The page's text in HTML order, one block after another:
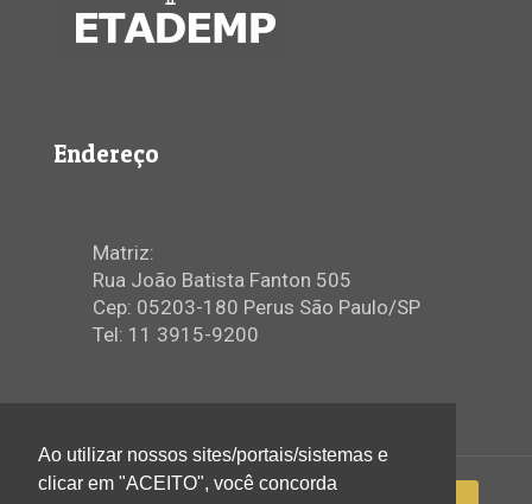
Endereço
Matriz:
Rua João Batista Fanton 505
Cep: 05203-180 Perus São Paulo/SP
Tel: 11 3915-9200
Ao utilizar nossos sites/portais/sistemas e
clicar em "ACEITO", você concorda